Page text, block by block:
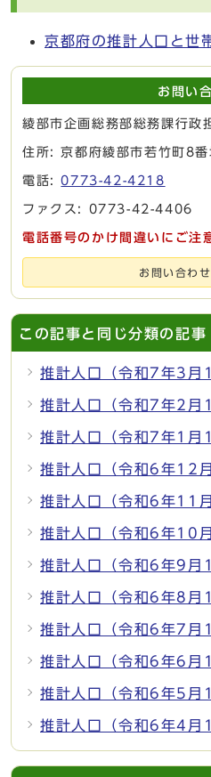
京都府の推計人口と世
お問い
綾部市企画総務部総務課行政
住所: 京都府綾部市若竹町8番
電話:0773-42-4218
ファクス: 0773-42-4406
電話番号のかけ間違いにご注
お問い合わ
この記事と同じ分類の記事
推計人口（令和7年3月
推計人口（令和7年2月
推計人口（令和7年1月
推計人口（令和6年12
推計人口（令和6年11
推計人口（令和6年10
推計人口（令和6年9月
推計人口（令和6年8月
推計人口（令和6年7月
推計人口（令和6年6月
推計人口（令和6年5月
推計人口（令和6年4月